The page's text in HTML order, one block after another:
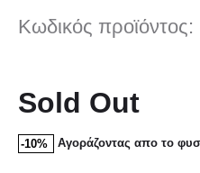
Κωδικός προϊόντος:
Sold Out
-10% Αγοράζοντας απο το